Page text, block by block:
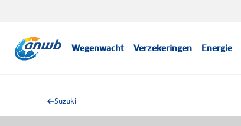
Wegenwacht Verzekeringen Energie
Suzuki